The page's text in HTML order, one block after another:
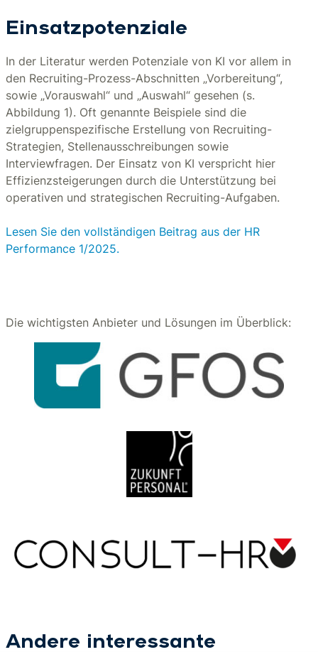
Einsatzpotenziale
In der Literatur werden Potenziale von KI vor allem in
den Recruiting-Prozess-Abschnitten „Vorbereitung“,
sowie „Vorauswahl“ und „Auswahl“ gesehen (s.
Abbildung 1). Oft genannte Beispiele sind die
zielgruppenspezifische Erstellung von Recruiting-
Strategien, Stellenausschreibungen sowie
Interviewfragen. Der Einsatz von KI verspricht hier
Effizienzsteigerungen durch die Unterstützung bei
operativen und strategischen Recruiting-Aufgaben.
Lesen Sie den vollständigen Beitrag aus der HR
Performance 1/2025.
Die wichtigsten Anbieter und Lösungen im Überblick:
Andere interessante